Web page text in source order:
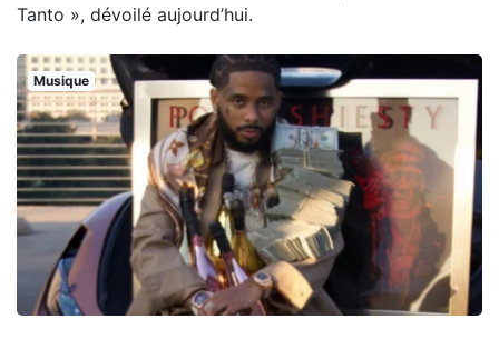
Tanto », dévoilé aujourd’hui.
Musique